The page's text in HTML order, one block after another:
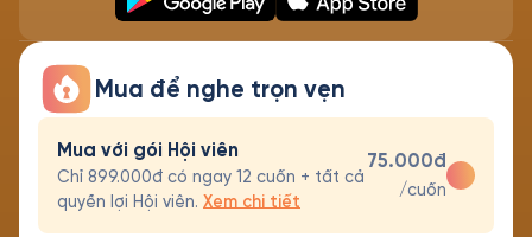
Mua để nghe trọn vẹn
Mua với gói Hội viên
Chỉ 899.000đ có ngay 12 cuốn + tất cả
quyền lợi Hội viên. Xem chi tiết
75.000đ
/cuốn